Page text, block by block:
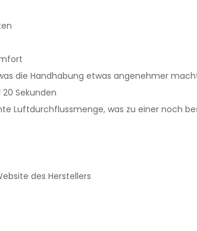
die Handhabung etwas angenehmer
Sekunden
Luftdurchflussmenge, was zu einer noch
des Herstellers